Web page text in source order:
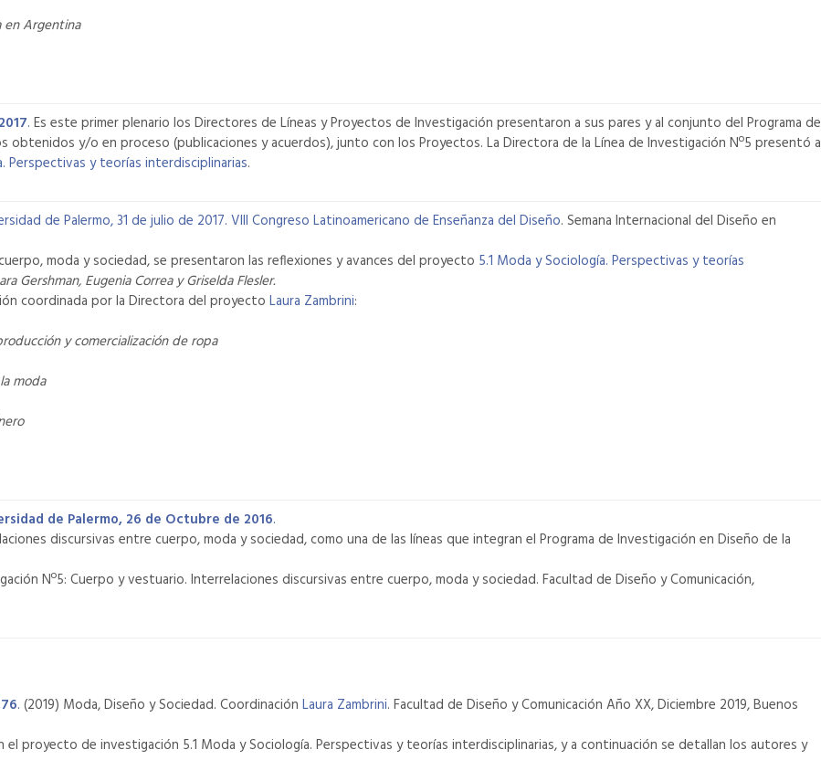
en Argentina
. Es este primer plenario los Directores de Líneas y Proyectos de Investigación presentaron a sus pares y al conjunto del Programa de
obtenidos y/o en proceso (publicaciones y acuerdos), junto con los Proyectos. La Directora de la Línea de Investigación Nº5 presentó a
Perspectivas y teorías interdisciplinarias.
de Palermo, 31 de julio de 2017. VIII Congreso Latinoamericano de Enseñanza del Diseño. Semana Internacional del Diseño en
moda y sociedad, se presentaron las reflexiones y avances del proyecto 5.1 Moda y Sociología. Perspectivas y teorías
Gershman, Eugenia Correa y Griselda Flesler.
coordinada por la Directora del proyecto Laura Zambrini:
y comercialización de ropa
moda
de Palermo, 26 de Octubre de 2016.
discursivas entre cuerpo, moda y sociedad, como una de las líneas que integran el Programa de Investigación en Diseño de la
Nº5: Cuerpo y vestuario. Interrelaciones discursivas entre cuerpo, moda y sociedad. Facultad de Diseño y Comunicación,
. (2019) Moda, Diseño y Sociedad. Coordinación Laura Zambrini. Facultad de Diseño y Comunicación Año XX, Diciembre 2019, Buenos
proyecto de investigación 5.1 Moda y Sociología. Perspectivas y teorías interdisciplinarias, y a continuación se detallan los autores y